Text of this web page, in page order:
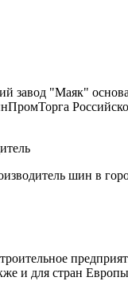
завод "Маяк"
шин в
и для стран